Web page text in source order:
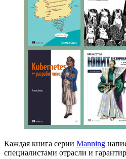
Каждая книга серии Manning
специалистами отрасли и